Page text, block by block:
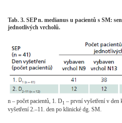
Tab. 3. SEP n. medianus u pacientů s SM:
jednotlivých vrcholů.
n – počet pacientů, 1. D1 – první vyšetření v
vyšetření 2.–11. den po klinické dg. SM.